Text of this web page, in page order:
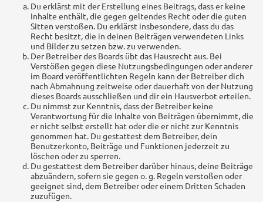
Du erklärst mit der Erstellung eines Beitrags, dass er keine
Inhalte enthält, die gegen geltendes Recht oder die guten
Sitten verstoßen. Du erklärst insbesondere, dass du das
Recht besitzt, die in deinen Beiträgen verwendeten Links
und Bilder zu setzen bzw. zu verwenden.
Der Betreiber des Boards übt das Hausrecht aus. Bei
Verstößen gegen diese Nutzungsbedingungen oder anderer
im Board veröffentlichten Regeln kann der Betreiber dich
nach Abmahnung zeitweise oder dauerhaft von der Nutzung
dieses Boards ausschließen und dir ein Hausverbot erteilen.
Du nimmst zur Kenntnis, dass der Betreiber keine
Verantwortung für die Inhalte von Beiträgen übernimmt, die
er nicht selbst erstellt hat oder die er nicht zur Kenntnis
genommen hat. Du gestattest dem Betreiber, dein
Benutzerkonto, Beiträge und Funktionen jederzeit zu
löschen oder zu sperren.
Du gestattest dem Betreiber darüber hinaus, deine Beiträge
abzuändern, sofern sie gegen o. g. Regeln verstoßen oder
geeignet sind, dem Betreiber oder einem Dritten Schaden
zuzufügen.